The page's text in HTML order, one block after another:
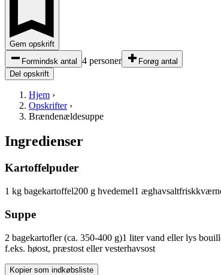
Gem opskrift
Formindsk antal 4 personer
Forøg antal
Del opskrift
Hjem ›
Opskrifter›
Brændenældesuppe
Ingredienser
Kartoffelpuder
1 kg bagekartoffel200 g hvedemel1 æghavsalt
Suppe
2 bagekartofler (ca. 350-400 g)1 liter vand eller lys
f.eks. høost, præstost eller vesterhavsost
Kopier som indkøbsliste